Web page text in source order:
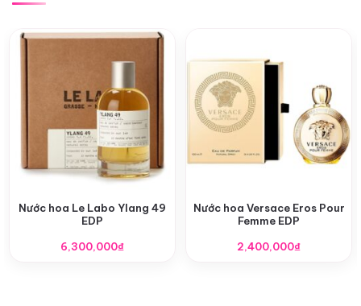
Nước hoa Le Labo Ylang 49
EDP
6,300,000₫
Nước hoa Versace Eros Pour
Femme EDP
2,400,000₫